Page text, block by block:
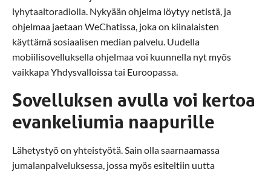
lyhytaaltoradiolla. Nykyään ohjelma löytyy netistä, ja
ohjelmaa jaetaan WeChatissa, joka on kiinalaisten
käyttämä sosiaalisen median palvelu. Uudella
mobiilisovelluksella ohjelmaa voi kuunnella nyt myös
vaikkapa Yhdysvalloissa tai Euroopassa.
Sovelluksen avulla voi kertoa
evankeliumia naapurille
Lähetystyö on yhteistyötä. Sain olla saarnaamassa
jumalanpalveluksessa, jossa myös esiteltiin uutta